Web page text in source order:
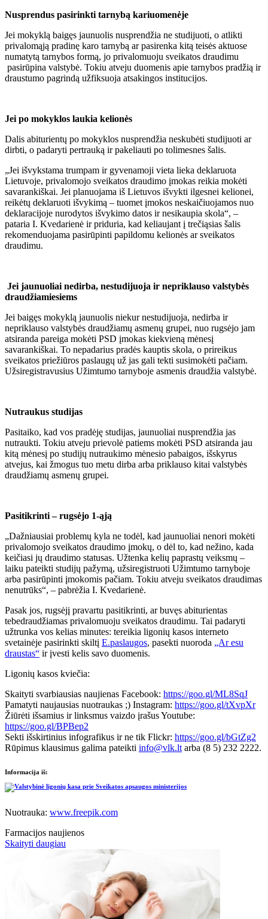
Nusprendus pasirinkti tarnybą kariuomenėje
Jei mokyklą baigęs jaunuolis nusprendžia ne studijuoti, o atlikti
privalomąją pradinę karo tarnybą ar pasirenka kitą teisės aktuose
numatytą tarnybos formą, jo privalomuoju sveikatos draudimu
pasirūpina valstybė. Tokiu atveju duomenis apie tarnybos pradžią ir
draustumo pagrindą užfiksuoja atsakingos institucijos.
Jei po mokyklos laukia kelionės
Dalis abiturientų po mokyklos nusprendžia neskubėti studijuoti ar
dirbti, o padaryti pertrauką ir pakeliauti po tolimesnes šalis.
„Jei išvykstama trumpam ir gyvenamoji vieta lieka deklaruota
Lietuvoje, privalomojo sveikatos draudimo įmokas reikia mokėti
savarankiškai. Jei planuojama iš Lietuvos išvykti ilgesnei kelionei,
reikėtų deklaruoti išvykimą – tuomet įmokos neskaičiuojamos nuo
deklaracijoje nurodytos išvykimo datos ir nesikaupia skola“, –
pataria I. Kvedarienė ir priduria, kad keliaujant į trečiąsias šalis
rekomenduojama pasirūpinti papildomu kelionės ar sveikatos
draudimu.
Jei jaunuoliai nedirba, nestudijuoja ir nepriklauso valstybės
draudžiamiesiems
Jei baigęs mokyklą jaunuolis niekur nestudijuoja, nedirba ir
nepriklauso valstybės draudžiamų asmenų grupei, nuo rugsėjo jam
atsiranda pareiga mokėti PSD įmokas kiekvieną mėnesį
savarankiškai. To nepadarius pradės kauptis skola, o prireikus
sveikatos priežiūros paslaugų už jas gali tekti susimokėti pačiam.
Užsiregistravusius Užimtumo tarnyboje asmenis draudžia valstybė.
Nutraukus studijas
Pasitaiko, kad vos pradėję studijas, jaunuoliai nusprendžia jas
nutraukti. Tokiu atveju prievolė patiems mokėti PSD atsiranda jau
kitą mėnesį po studijų nutraukimo mėnesio pabaigos, išskyrus
atvejus, kai žmogus tuo metu dirba arba priklauso kitai valstybės
draudžiamų asmenų grupei.
Pasitikrinti – rugsėjo 1-ąją
„Dažniausiai problemų kyla ne todėl, kad jaunuoliai nenori mokėti
privalomojo sveikatos draudimo įmokų, o dėl to, kad nežino, kada
keičiasi jų draudimo statusas. Užtenka kelių paprastų veiksmų –
laiku pateikti studijų pažymą, užsiregistruoti Užimtumo tarnyboje
arba pasirūpinti įmokomis pačiam. Tokiu atveju sveikatos draudimas
nenutrūks“, – pabrėžia I. Kvedarienė.
Pasak jos, rugsėjį pravartu pasitikrinti, ar buvęs abiturientas
tebedraudžiamas privalomuoju sveikatos draudimu. Tai padaryti
užtrunka vos kelias minutes: tereikia ligonių kasos interneto
svetainėje pasirinkti skiltį E.paslaugos, pasekti nuoroda „Ar esu
draustas“ ir įvesti kelis savo duomenis.
Ligonių kasos kviečia:
Skaityti svarbiausias naujienas Facebook: https://goo.gl/ML8SqJ
Pamatyti naujausias nuotraukas ;) Instagram: https://goo.gl/tXvpXr
Žiūrėti išsamius ir linksmus vaizdo įrašus Youtube:
https://goo.gl/BPBep2
Sekti išskirtinius infografikus ir ne tik Flickr: https://goo.gl/bGtZg2
Rūpimus klausimus galima pateikti info@vlk.lt arba (8 5) 232 2222.
Informacija iš:
Nuotrauka: www.freepik.com
Farmacijos naujienos
Skaityti daugiau